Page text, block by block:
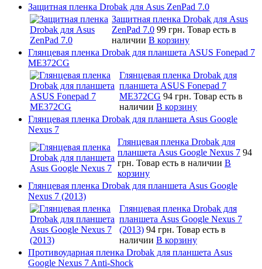
Защитная пленка Drobak для Asus ZenPad 7.0
Защитная пленка Drobak для Asus
ZenPad 7.0 99 грн. Товар есть в
наличии В корзину
Глянцевая пленка Drobak для планшета ASUS Fonepad 7
ME372CG
Глянцевая пленка Drobak для
планшета ASUS Fonepad 7
ME372CG 94 грн. Товар есть в
наличии В корзину
Глянцевая пленка Drobak для планшета Asus Google
Nexus 7
Глянцевая пленка Drobak для
планшета Asus Google Nexus 7 94
грн. Товар есть в наличии В
корзину
Глянцевая пленка Drobak для планшета Asus Google
Nexus 7 (2013)
Глянцевая пленка Drobak для
планшета Asus Google Nexus 7
(2013) 94 грн. Товар есть в
наличии В корзину
Противоударная пленка Drobak для планшета Asus
Google Nexus 7 Anti-Shock